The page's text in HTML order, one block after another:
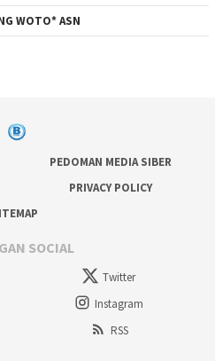
WOTO* ASN
PEDOMAN MEDIA SIBER
PRIVACY POLICY
SOCIAL
Twitter
Instagram
RSS